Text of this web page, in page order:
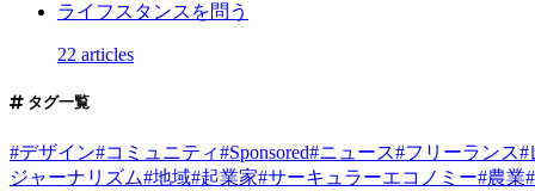
ライフスタンスを問う
22 articles
タグ一覧
#デザイン#コミュニティ#Sponsored#ニュース#フリーランス#
ジャーナリズム#地域#起業家#サーキュラーエコノミー#農業#